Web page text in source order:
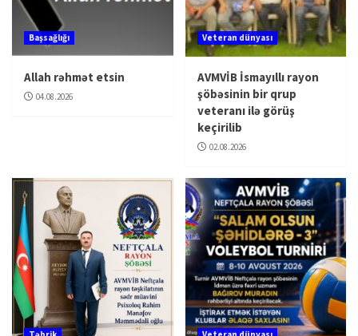
Başsağlığı
Allah rəhmət etsin
04.08.2026
Veteran dünyası
AVMVİB İsmayıllı rayon
şöbəsinin bir qrup
veteranı ilə görüş
keçirilib
02.08.2026